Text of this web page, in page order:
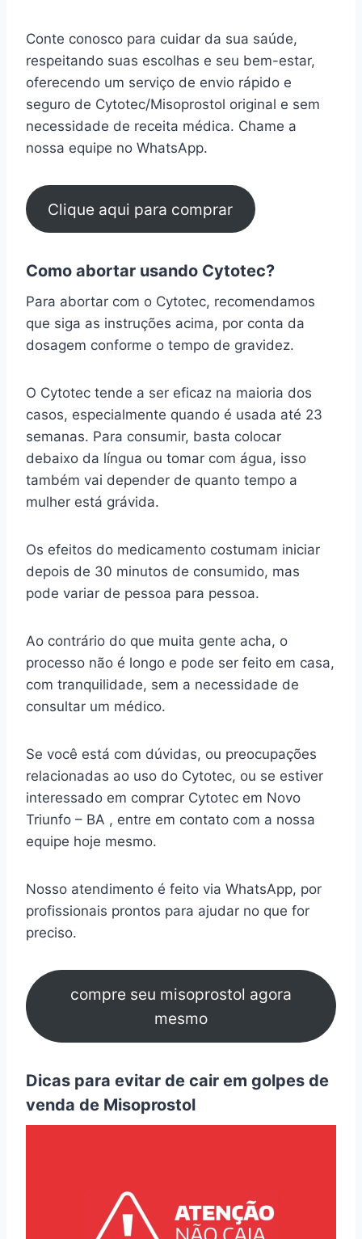
Conte conosco para cuidar da sua saúde,
respeitando suas escolhas e seu bem-estar,
oferecendo um serviço de envio rápido e
seguro de Cytotec/Misoprostol original e sem
necessidade de receita médica. Chame a
nossa equipe no WhatsApp.
Clique aqui para comprar
Como abortar usando Cytotec?
Para abortar com o Cytotec, recomendamos
que siga as instruções acima, por conta da
dosagem conforme o tempo de gravidez.
O Cytotec tende a ser eficaz na maioria dos
casos, especialmente quando é usada até 23
semanas. Para consumir, basta colocar
debaixo da língua ou tomar com água, isso
também vai depender de quanto tempo a
mulher está grávida.
Os efeitos do medicamento costumam iniciar
depois de 30 minutos de consumido, mas
pode variar de pessoa para pessoa.
Ao contrário do que muita gente acha, o
processo não é longo e pode ser feito em casa,
com tranquilidade, sem a necessidade de
consultar um médico.
Se você está com dúvidas, ou preocupações
relacionadas ao uso do Cytotec, ou se estiver
interessado em comprar Cytotec em Novo
Triunfo – BA , entre em contato com a nossa
equipe hoje mesmo.
Nosso atendimento é feito via WhatsApp, por
profissionais prontos para ajudar no que for
preciso.
compre seu misoprostol agora
mesmo
Dicas para evitar de cair em golpes de
venda de Misoprostol